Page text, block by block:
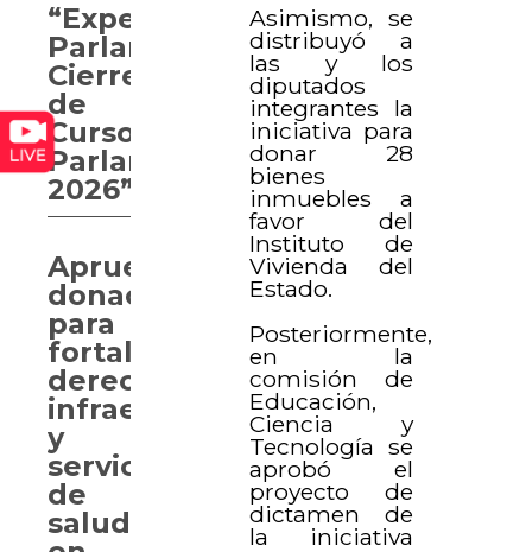
Asimismo, se
distribuyó a
las y los
diputados
integrantes la
iniciativa para
donar 28
bienes
inmuebles a
favor del
Instituto de
Vivienda del
Estado.
Posteriormente,
en la
comisión de
Educación,
Ciencia y
Tecnología se
aprobó el
proyecto de
dictamen de
la iniciativa
“Experiencia
Parlamentaria.
Cierre
de
Curso
Parlamentario
2026”
Aprueban
donaciones
para
fortalecer
derechos,
infraestructura
y
servicios
de
salud